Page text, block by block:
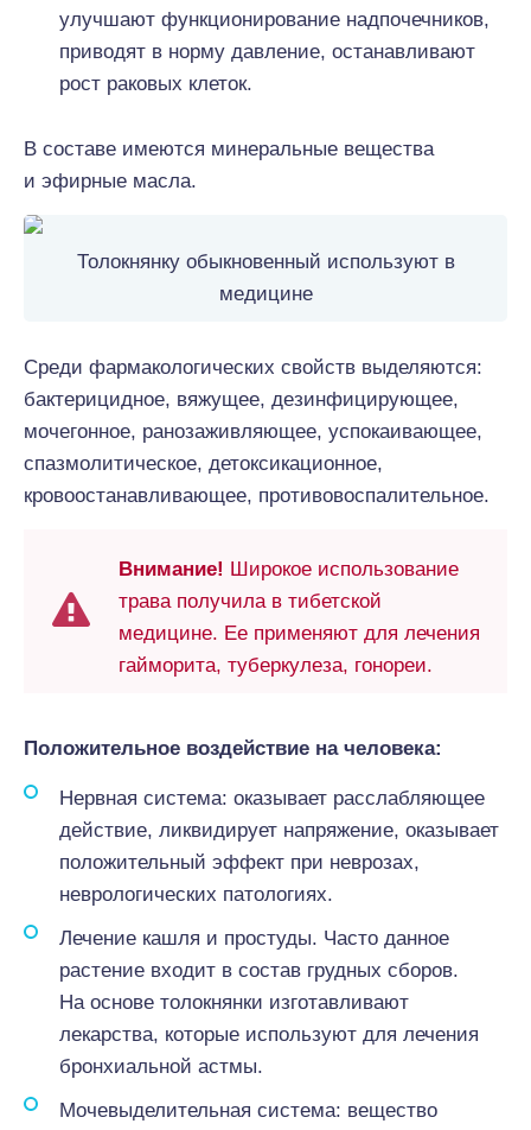
улучшают функционирование надпочечников,
приводят в норму давление, останавливают
рост раковых клеток.
В составе имеются минеральные вещества
и эфирные масла.
Толокнянку обыкновенный используют в
медицине
Среди фармакологических свойств выделяются:
бактерицидное, вяжущее, дезинфицирующее,
мочегонное, ранозаживляющее, успокаивающее,
спазмолитическое, детоксикационное,
кровоостанавливающее, противовоспалительное.
Внимание! Широкое использование
трава получила в тибетской
медицине. Ее применяют для лечения
гайморита, туберкулеза, гонореи.
Положительное воздействие на человека:
Нервная система: оказывает расслабляющее
действие, ликвидирует напряжение, оказывает
положительный эффект при неврозах,
неврологических патологиях.
Лечение кашля и простуды. Часто данное
растение входит в состав грудных сборов.
На основе толокнянки изготавливают
лекарства, которые используют для лечения
бронхиальной астмы.
Мочевыделительная система: вещество